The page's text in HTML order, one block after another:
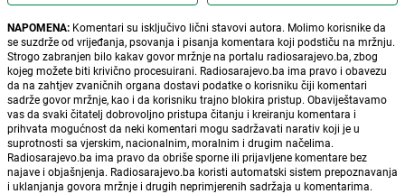
NAPOMENA: Komentari su isključivo lični stavovi autora. Molimo korisnike da
se suzdrže od vrijeđanja, psovanja i pisanja komentara koji podstiču na mržnju.
Strogo zabranjen bilo kakav govor mržnje na portalu radiosarajevo.ba, zbog
kojeg možete biti krivično procesuirani. Radiosarajevo.ba ima pravo i obavezu
da na zahtjev zvaničnih organa dostavi podatke o korisniku čiji komentari
sadrže govor mržnje, kao i da korisniku trajno blokira pristup. Obaviještavamo
vas da svaki čitatelj dobrovoljno pristupa čitanju i kreiranju komentara i
prihvata mogućnost da neki komentari mogu sadržavati narativ koji je u
suprotnosti sa vjerskim, nacionalnim, moralnim i drugim načelima.
Radiosarajevo.ba ima pravo da obriše sporne ili prijavljene komentare bez
najave i objašnjenja. Radiosarajevo.ba koristi automatski sistem prepoznavanja
i uklanjanja govora mržnje i drugih neprimjerenih sadržaja u komentarima.